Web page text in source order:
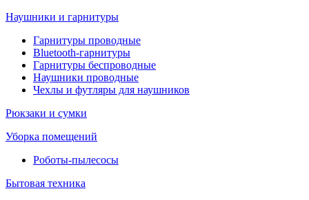
Наушники и гарнитуры
Гарнитуры проводные
Bluetooth-гарнитуры
Гарнитуры беспроводные
Наушники проводные
Чехлы и футляры для наушников
Рюкзаки и сумки
Уборка помещений
Роботы-пылесосы
Бытовая техника